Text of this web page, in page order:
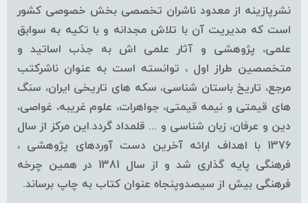
نشرپازینه از معدود ناشران تخصصی بخش خصوصی کشور
است که مدیریت آن با تلاش مجدانه و با تکیه به سوابق
علمی، پژوهشی و آثار علمی اش به جذب اساتید و
متخصصین طراز اول ، توانسته است به عنوان ناشرکتب
مرجع، تاریخ باستان شناسی، سکه های تاریخی ایران، سنگ
های قیمتی و نیمه قیمتی، جواهرات، علوم غریبه، غواصی،
دین و عرفان، زبان شناسی و ... قلمداد گردد.این مرکز از سال
1376 با اهداف ارائه آخرین دست آوردهای پژوهشی ،
فرهنگی پایه گذاری شد و از سال 1381 در همین چرخه
فرهنگی بیش از سیصدوپنجاه عنوان کتاب به چاپ برساند.